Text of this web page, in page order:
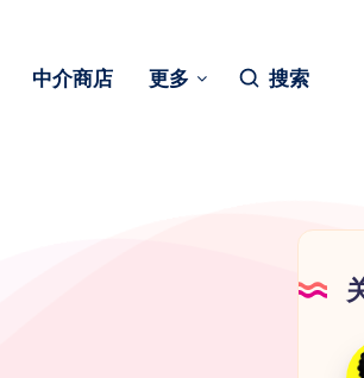
中介商店 更多 搜索